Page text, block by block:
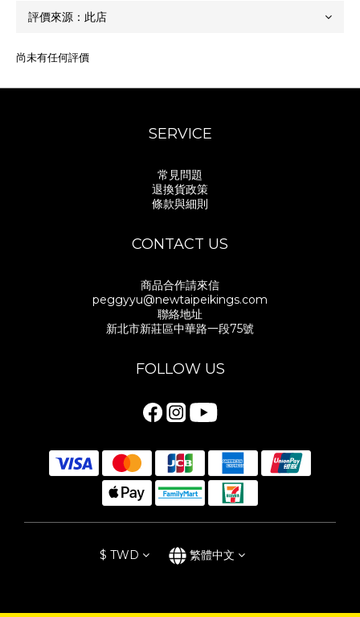
尚未有任何評價
SERVICE
常見問題
退換貨政策
條款與細則
CONTACT US
商品合作請來信
peggyyu@newtaipeikings.com
聯絡地址
新北市新莊區中華路一段75號
FOLLOW US
$ TWD 繁體中文